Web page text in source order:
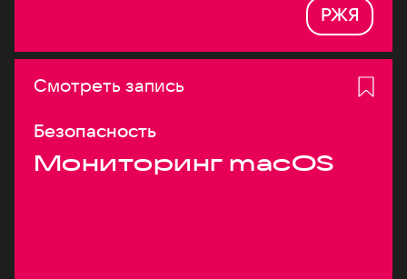
РЖЯ
Смотреть запись
Безопасность
Мониторинг macOS